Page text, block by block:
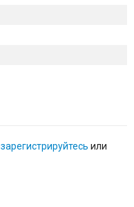
зарегистрируйтесь или